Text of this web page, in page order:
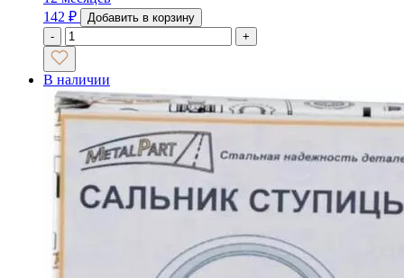
142 ₽
Добавить в корзину
-
+
В наличии